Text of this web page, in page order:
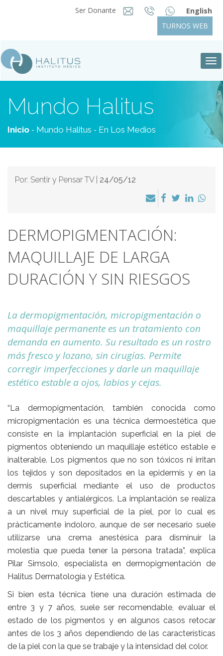
Ser Donante
English
TURNOS WEB
Mundo Halitus
Inicio - Mundo Halitus - En Los Medios
Por: Sentir y Pensar TV | 24/05/12
DERMOPIGMENTACIÓN:
MAQUILLAJE DE LARGA
DURACIÓN Y SIN RIESGOS
La dermopigmentación, micropigmentación o
maquillaje permanente es un tratamiento con
demanda en aumento. Su resultado es un rostro
más fresco y lozano, sin cirugías. Permite
corregir imperfecciones y darle un maquillaje
estético estable a ojos, labios y cejas.
“La dermopigmentación, también conocida como
micropigmentación es una técnica dermoestética que
consiste en la implantación superficial en la piel de
pigmentos obteniendo un maquillaje estético estable e
inalterable. Los pigmentos que no son tóxicos ni irritan
los tejidos y son depositados en la epidermis y en la
dermis superficial mediante el uso de productos
descartables y antialérgicos. La implantación se realiza
a un nivel muy superficial de la piel, por lo cual es
prácticamente indoloro, aunque de ser necesario suele
utilizarse una crema anestésica para disminuir la
molestia que pueda tener la persona tratada”, explica
Pilar Simsolo, especialista en dermopigmentación de
Halitus Dermatología y Estética.
Si bien esta técnica tiene una duración estimada de
entre 3 y 7 años, suele ser recomendable, evaluar el
estado de los pigmentos y en algunos casos retocar
antes de los 3 años dependiendo de las características
de la piel con la que se trabaje y la intensidad del color.